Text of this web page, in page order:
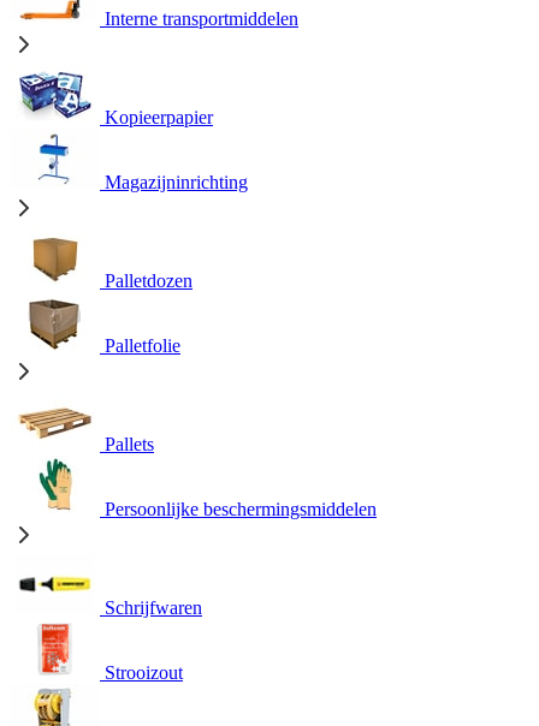
Interne transportmiddelen
Kopieerpapier
Magazijninrichting
Palletdozen
Palletfolie
Pallets
Persoonlijke beschermingsmiddelen
Schrijfwaren
Strooizout